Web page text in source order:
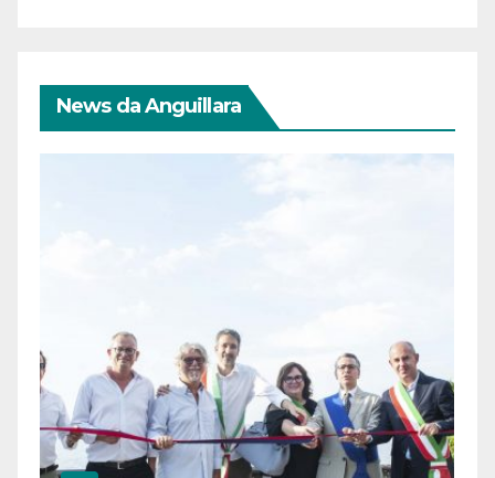
News da Anguillara